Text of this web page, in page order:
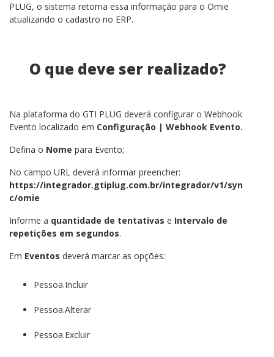
PLUG, o sistema retorna essa informação para o Omie
atualizando o cadastro no ERP.
O que deve ser realizado?
Na plataforma do GTI PLUG deverá configurar o Webhook
Evento localizado em Configuração | Webhook Evento.
Defina o Nome para Evento;
No campo URL deverá informar preencher:
https://integrador.gtiplug.com.br/integrador/v1/syn
c/omie
Informe a quantidade de tentativas e Intervalo de
repetições em segundos.
Em Eventos deverá marcar as opções:
Pessoa.Incluir
Pessoa.Alterar
Pessoa.Excluir